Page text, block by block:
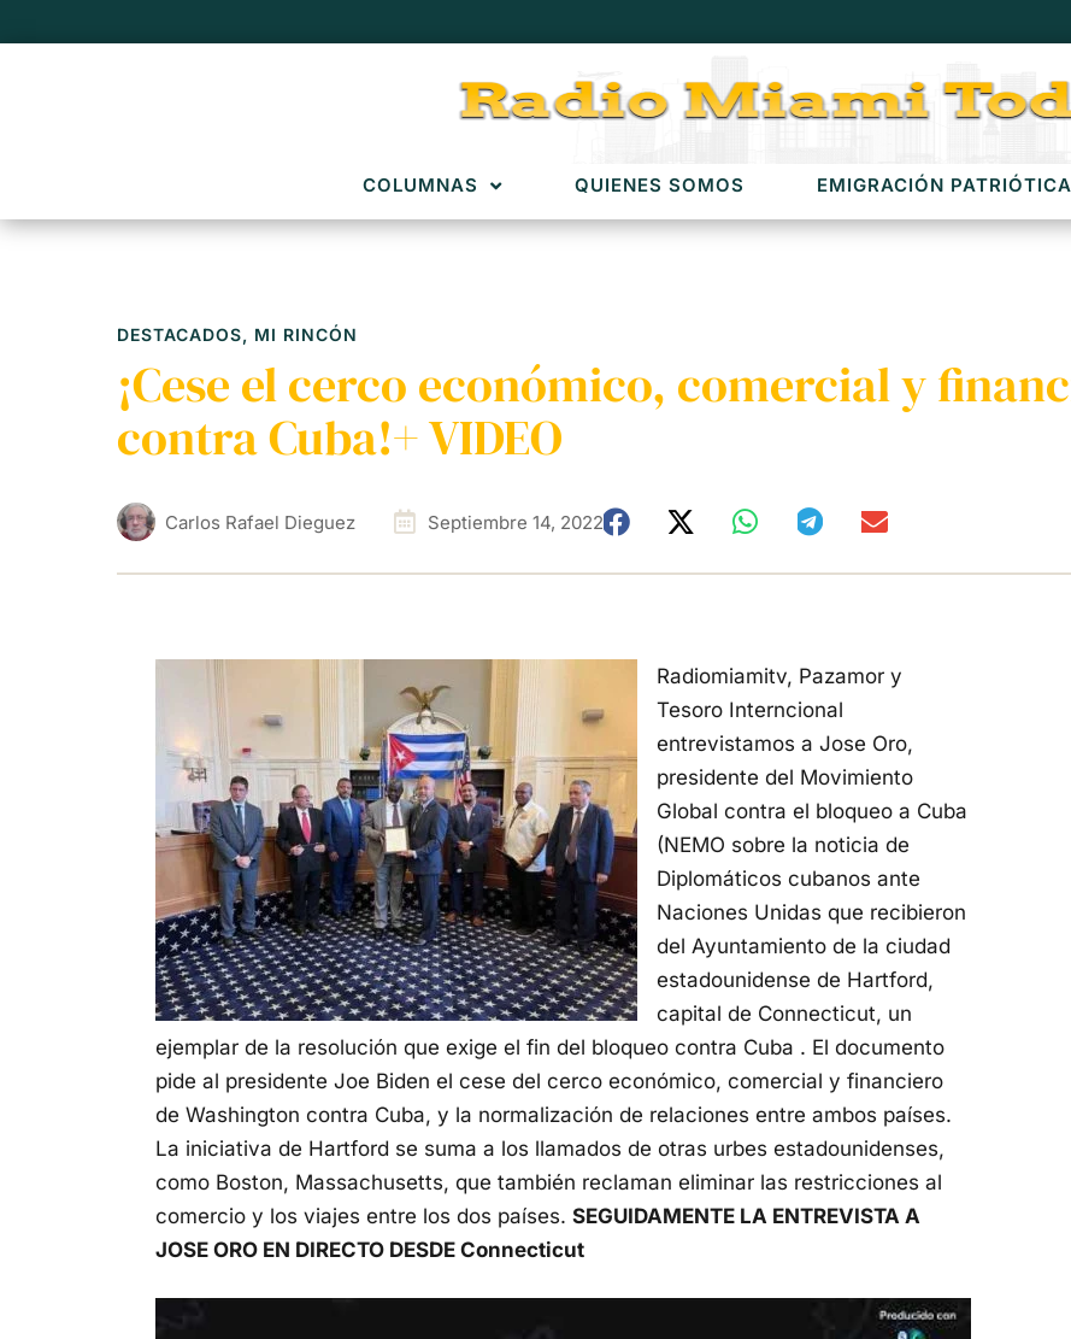
COLUMNAS QUIENES SOMOS EMIGRACIÓN PATRIÓTICA
DESTACADOS, MI RINCÓN
¡Cese el cerco económico, comercial y
contra Cuba!+ VIDEO
Carlos Rafael Dieguez Septiembre 14, 2022
Radiomiamitv, Pazamor y
Tesoro Interncional
entrevistamos a Jose Oro,
presidente del Movimiento
Global contra el bloqueo a Cuba
(NEMO sobre la noticia de
Diplomáticos cubanos ante
Naciones Unidas que recibieron
del Ayuntamiento de la ciudad
estadounidense de Hartford,
capital de Connecticut, un
ejemplar de la resolución que exige el fin del bloqueo contra Cuba . El documento
pide al presidente Joe Biden el cese del cerco económico, comercial y financiero
de Washington contra Cuba, y la normalización de relaciones entre ambos países.
La iniciativa de Hartford se suma a los llamados de otras urbes estadounidenses,
como Boston, Massachusetts, que también reclaman eliminar las restricciones al
comercio y los viajes entre los dos países. SEGUIDAMENTE LA ENTREVISTA A
JOSE ORO EN DIRECTO DESDE Connecticut